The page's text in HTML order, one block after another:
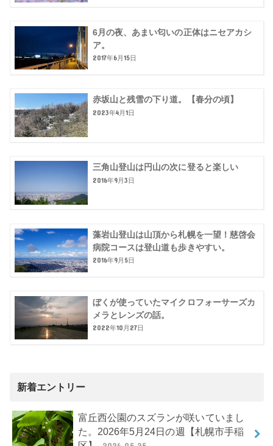
6月の夜、あまい匂いの正体はニセアカシ
ア。
2017年6月15日
赤坂山と残雪の下り道。【春分の頃】
2023年4月1日
三角山登山は円山の次に登ると楽しい
2016年9月3日
藻岩山登山は山頂から札幌を一望！慈啓会
病院コースは登山道も歩きやすい。
2016年9月5日
ぼくが使っていたマイクロフォーサーズカ
メラとレンズの話。
2022年10月27日
新着エントリー
富丘西公園のスズランが咲いていまし
た。2026年5月24日の週【札幌市手稲